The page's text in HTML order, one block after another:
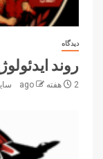
دیدگاه
روند
2 هفته ago